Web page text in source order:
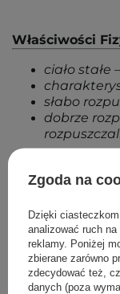
Właściwości
ciało stałe
słabo
dobrze
Pokaż więcej wpisów
Zgoda na
Dzięki
analizować ruch
reklamy. Poniżej
zbierane zarówno
zdecydować też,
danych (poza